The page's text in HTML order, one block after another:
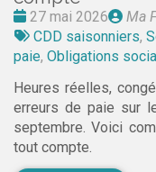
Date
:
27 mai 2026
par
Ma
Tags
:
CDD saisonniers,
paie, Obligations
Heures réelles,
erreurs de paie sur
septembre. Voici
tout compte.